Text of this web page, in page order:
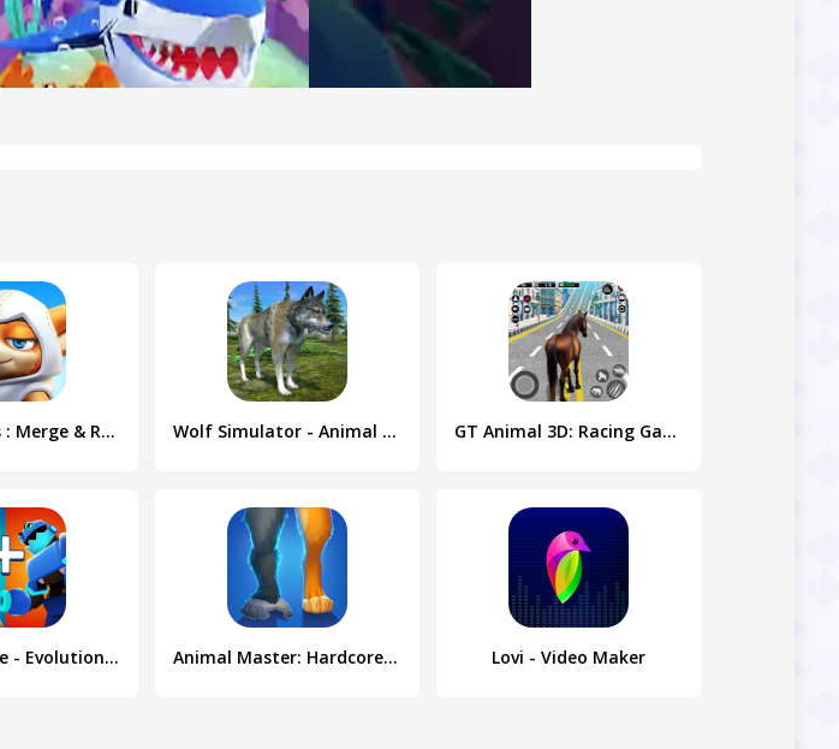
Animal Lords : Merge & Rumble Wolf Simulator - Animal Games GT Animal 3D: Racing Game
Animal Merge - Evolution Games Animal Master: Hardcore Safari Lovi - Video Maker